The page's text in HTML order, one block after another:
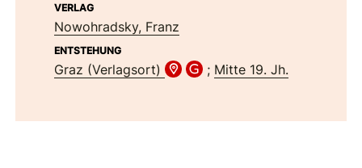
VERLAG
Nowohradsky, Franz
ENTSTEHUNG
Graz (Verlagsort) ; Mitte 19. Jh.